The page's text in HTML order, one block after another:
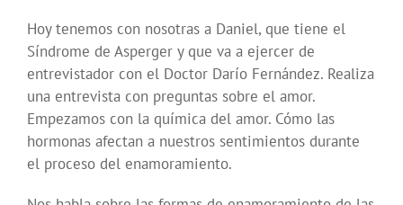
Hoy tenemos con nosotras a Daniel, que tiene el
Síndrome de Asperger y que va a ejercer de
entrevistador con el Doctor Darío Fernández. Realiza
una entrevista con preguntas sobre el amor.
Empezamos con la química del amor. Cómo las
hormonas afectan a nuestros sentimientos durante
el proceso del enamoramiento.